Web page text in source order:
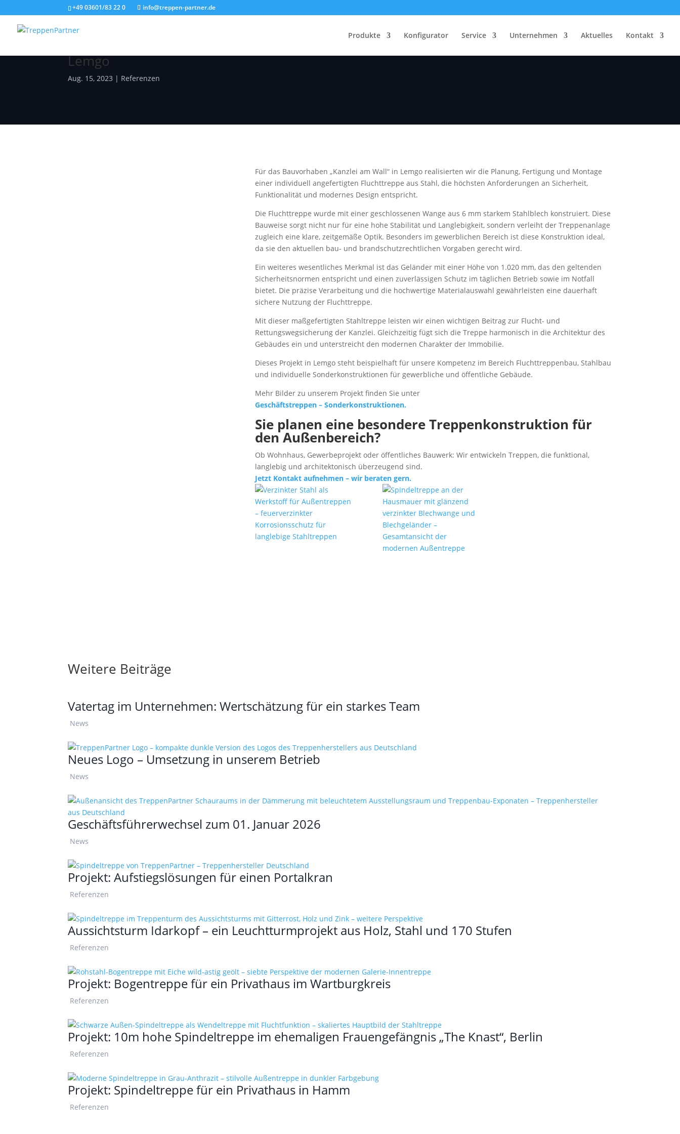
+49 03601/83 22 0 info@treppen-partner.de
Produkte Konfigurator Service Unternehmen Aktuelles Kontakt
Lemgo
Aug. 15, 2023 | Referenzen
Für das Bauvorhaben „Kanzlei am Wall“ in Lemgo realisierten wir die Planung, Fertigung und Montage
einer individuell angefertigten Fluchttreppe aus Stahl, die höchsten Anforderungen an Sicherheit,
Funktionalität und modernes Design entspricht.
Die Fluchttreppe wurde mit einer geschlossenen Wange aus 6 mm starkem Stahlblech konstruiert. Diese
Bauweise sorgt nicht nur für eine hohe Stabilität und Langlebigkeit, sondern verleiht der Treppenanlage
zugleich eine klare, zeitgemäße Optik. Besonders im gewerblichen Bereich ist diese Konstruktion ideal,
da sie den aktuellen bau- und brandschutzrechtlichen Vorgaben gerecht wird.
Ein weiteres wesentliches Merkmal ist das Geländer mit einer Höhe von 1.020 mm, das den geltenden
Sicherheitsnormen entspricht und einen zuverlässigen Schutz im täglichen Betrieb sowie im Notfall
bietet. Die präzise Verarbeitung und die hochwertige Materialauswahl gewährleisten eine dauerhaft
sichere Nutzung der Fluchttreppe.
Mit dieser maßgefertigten Stahltreppe leisten wir einen wichtigen Beitrag zur Flucht- und
Rettungswegsicherung der Kanzlei. Gleichzeitig fügt sich die Treppe harmonisch in die Architektur des
Gebäudes ein und unterstreicht den modernen Charakter der Immobilie.
Dieses Projekt in Lemgo steht beispielhaft für unsere Kompetenz im Bereich Fluchttreppenbau, Stahlbau
und individuelle Sonderkonstruktionen für gewerbliche und öffentliche Gebäude.
Mehr Bilder zu unserem Projekt finden Sie unter
Geschäftstreppen – Sonderkonstruktionen.
Sie planen eine besondere Treppenkonstruktion für
den Außenbereich?
Ob Wohnhaus, Gewerbeprojekt oder öffentliches Bauwerk: Wir entwickeln Treppen, die funktional,
langlebig und architektonisch überzeugend sind.
Jetzt Kontakt aufnehmen – wir beraten gern.
Weitere Beiträge
Vatertag im Unternehmen: Wertschätzung für ein starkes Team
News
Neues Logo – Umsetzung in unserem Betrieb
News
Geschäftsführerwechsel zum 01. Januar 2026
News
Projekt: Aufstiegslösungen für einen Portalkran
Referenzen
Aussichtsturm Idarkopf – ein Leuchtturmprojekt aus Holz, Stahl und 170 Stufen
Referenzen
Projekt: Bogentreppe für ein Privathaus im Wartburgkreis
Referenzen
Projekt: 10m hohe Spindeltreppe im ehemaligen Frauengefängnis „The Knast“, Berlin
Referenzen
Projekt: Spindeltreppe für ein Privathaus in Hamm
Referenzen